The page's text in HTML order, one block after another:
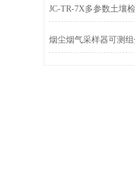
烟尘烟气采样器可测